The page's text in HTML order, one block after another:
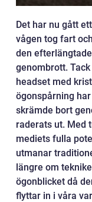
Det har nu gått
vågen tog fart
den
genombrott.
headset med
ögonspårning
skrämde bort
raderats ut. Med
mediets fulla
utmanar
längre om
ögonblicket då
flyttar in i våra